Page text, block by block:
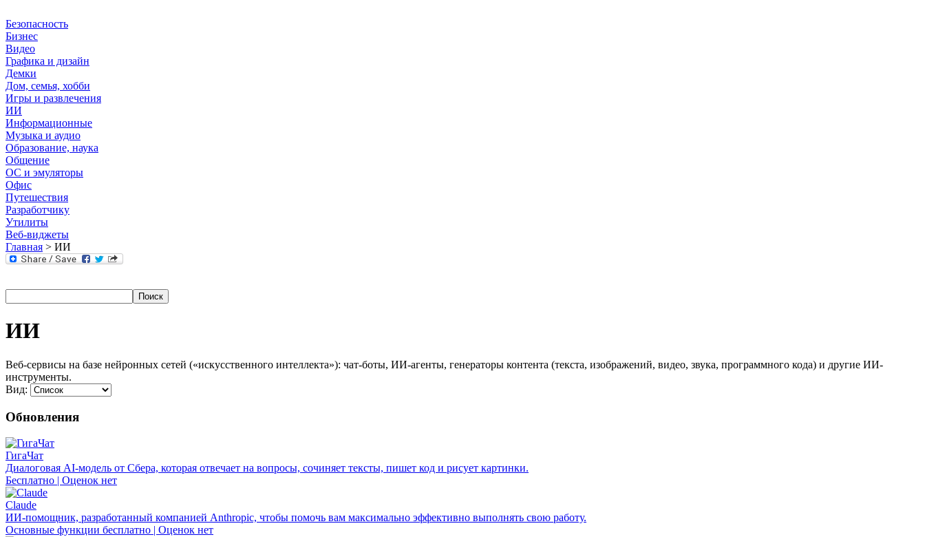
Безопасность
Бизнес
Видео
Графика и дизайн
Демки
Дом, семья, хобби
Игры и развлечения
ИИ
Информационные
Музыка и аудио
Образование, наука
Общение
ОС и эмуляторы
Офис
Путешествия
Разработчику
Утилиты
Веб-виджеты
Главная > ИИ
ИИ
Веб-сервисы на базе нейронных сетей («искусственного интеллекта»): чат-боты, ИИ-агенты, генераторы контента (текста, изображений, видео, звука, программного кода) и другие ИИ-
инструменты.
Вид:
Обновления
ГигаЧат
Диалоговая AI-модель от Сбера, которая отвечает на вопросы, сочиняет тексты, пишет код и рисует картинки.
Бесплатно | Оценок нет
Claude
ИИ-помощник, разработанный компанией Anthropic, чтобы помочь вам максимально эффективно выполнять свою работу.
Основные функции бесплатно | Оценок нет